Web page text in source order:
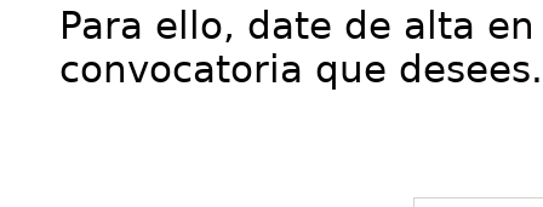
Para ello, date de alta
convocatoria que desees.